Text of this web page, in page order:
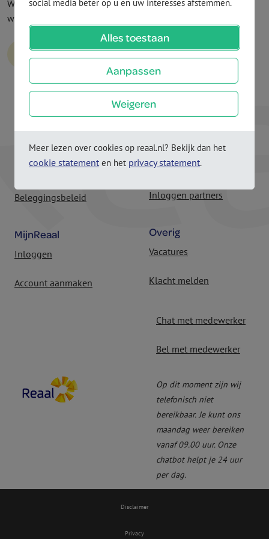
social media beter op u en uw interesses afstemmen.
Alles toestaan
Aanpassen
Weigeren
Meer lezen over cookies op reaal.nl? Bekijk dan het
cookie statement en het privacy statement.
Wat vind je van deze pagina? Met jouw feedback verbeteren
we onze service.
Reaal.nl
Bestaande verzekering of
Beleggingsbeleid
MijnReaal
Inloggen
Account aanmaken
Adviseur
Vind een adviseur
Inloggen partners
Overig
Vacatures
Klacht melden
Chat met medewerker
Bel met medewerker
Op dit moment zijn wij
telefonisch niet
bereikbaar. Je kunt ons
maandag weer bereiken
vanaf 09.00 uur. Onze
chatbot helpt je 24 uur
per dag.
Disclaimer
Privacy